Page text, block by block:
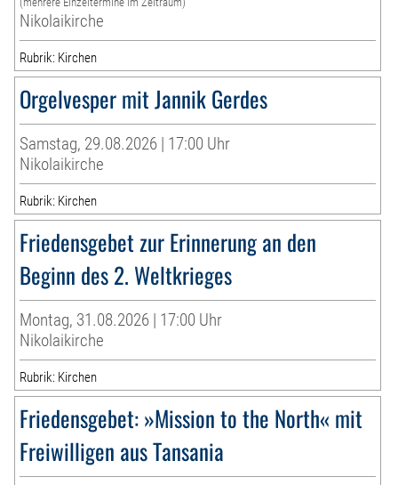
Nikolaikirche
Rubrik: Kirchen
Orgelvesper mit Jannik Gerdes
Samstag, 29.08.2026 | 17:00 Uhr
Nikolaikirche
Rubrik: Kirchen
Friedensgebet zur Erinnerung an den
Beginn des 2. Weltkrieges
Montag, 31.08.2026 | 17:00 Uhr
Nikolaikirche
Rubrik: Kirchen
Friedensgebet: »Mission to the North« mit
Freiwilligen aus Tansania